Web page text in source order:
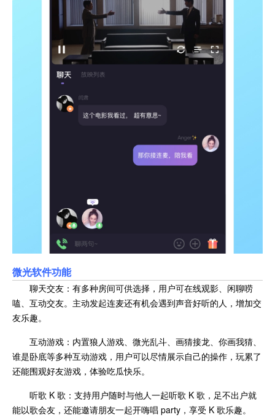
微光软件功能
聊天交友：有多种房间可供选择，用户可在线观影、闲聊唠
嗑、互动交友。主动发起连麦还有机会遇到声音好听的人，增加交
友乐趣。
互动游戏：内置狼人游戏、微光乱斗、画猜接龙、你画我猜、
谁是卧底等多种互动游戏，用户可以尽情展示自己的操作，玩累了
还能围观好友游戏，体验吃瓜快乐。
听歌 K 歌：支持用户随时与他人一起听歌 K 歌，足不出户就
能以歌会友，还能邀请朋友一起开嗨唱 party，享受 K 歌乐趣。